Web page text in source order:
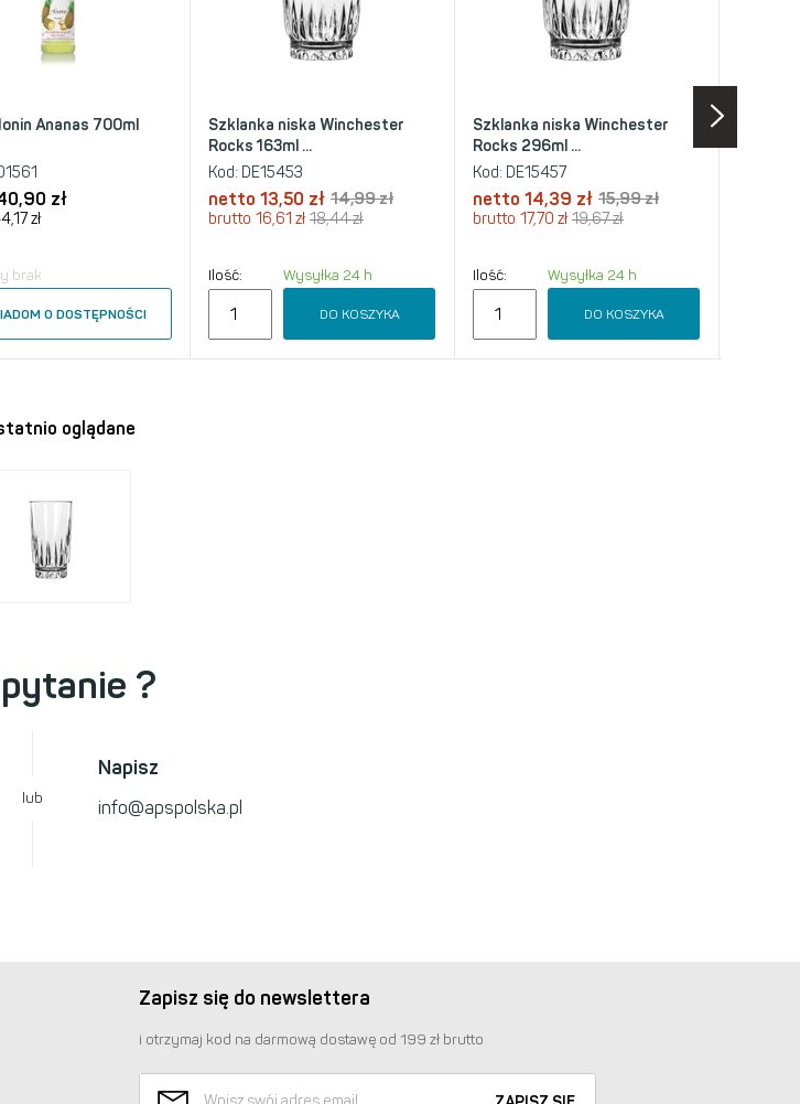
Ananas 700ml
zł
zł
brak
O DOSTĘPNOŚCI
Szklanka niska Winchester
Rocks 163ml ...
Kod: DE15453
netto 13,50 zł 14,99 zł
brutto 16,61 zł18,44 zł
Ilość: Wysyłka 24 h
DO KOSZYKA
Szklanka niska Winchester
Rocks 296ml ...
Kod: DE15457
netto 14,39 zł 15,99 zł
brutto 17,70 zł19,67 zł
Ilość: Wysyłka 24 h
DO KOSZYKA
oglądane
?
lub
Napisz
info@apspolska.pl
Zapisz się do newslettera
i otrzymaj kod na darmową dostawę od 199 zł brutto